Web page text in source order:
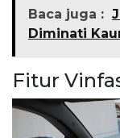
Baca juga :
Diminati
Fitur